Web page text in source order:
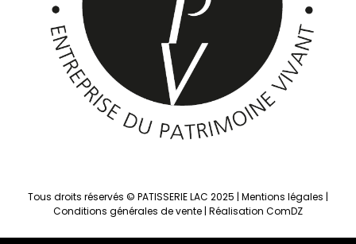
Tous droits réservés © PATISSERIE LAC 2025 | Mentions légales |
Conditions générales de vente | Réalisation ComDZ